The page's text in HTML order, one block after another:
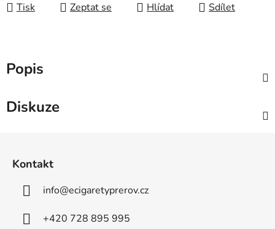
Tisk Zeptat se Hlídat Sdílet
Popis
Diskuze
Kontakt
info@ecigaretyprerov.cz
+420 728 895 995